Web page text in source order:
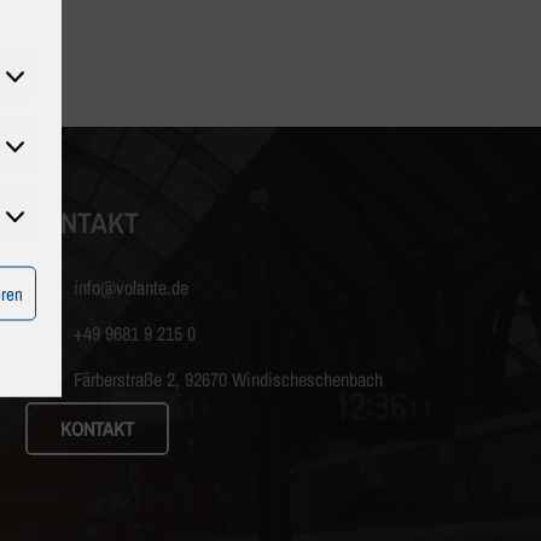
Statistiken
MarketingKONTAKT
info@volante.de
+49 9681 9 215 0
Färberstraße 2, 92670 Windischeschenbach
KONTAKT